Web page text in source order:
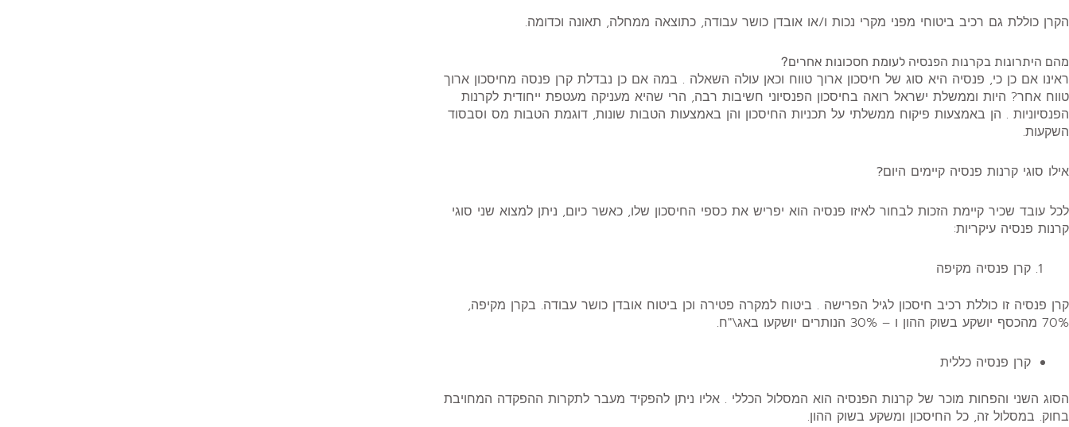
הקרן כוללת גם רכיב ביטוחי מפני מקרי נכות ו/או אובדן כושר עבודה, כתוצאה ממחלה, תאונה וכדומה.
מהם היתרונות בקרנות הפנסיה לעומת חסכונות אחרים?
ראינו אם כן כי, פנסיה היא סוג של חיסכון ארוך טווח וכאן עולה השאלה . במה אם כן נבדלת קרן פנסה מחיסכון ארוך
טווח אחר? היות וממשלת ישראל רואה בחיסכון הפנסיוני חשיבות רבה, הרי שהיא מעניקה מעטפת ייחודית לקרנות
הפנסיוניות . הן באמצעות פיקוח ממשלתי על תכניות החיסכון והן באמצעות הטבות שונות, דוגמת הטבות מס וסבסוד
השקעות.
אילו סוגי קרנות פנסיה קיימים היום?
לכל עובד שכיר קיימת הזכות לבחור לאיזו פנסיה הוא יפריש את כספי החיסכון שלו, כאשר כיום, ניתן למצוא שני סוגי
קרנות פנסיה עיקריות:
קרן פנסיה מקיפה
קרן פנסיה זו כוללת רכיב חיסכון לגיל הפרישה . ביטוח למקרה פטירה וכן ביטוח אובדן כושר עבודה. בקרן מקיפה,
70% מהכסף יושקע בשוק ההון ו – 30% הנותרים יושקעו באג\"ח.
קרן פנסיה כללית
הסוג השני והפחות מוכר של קרנות הפנסיה הוא המסלול הכללי . אליו ניתן להפקיד מעבר לתקרות ההפקדה המחויבת
בחוק. במסלול זה, כל החיסכון ומשקע בשוק ההון.